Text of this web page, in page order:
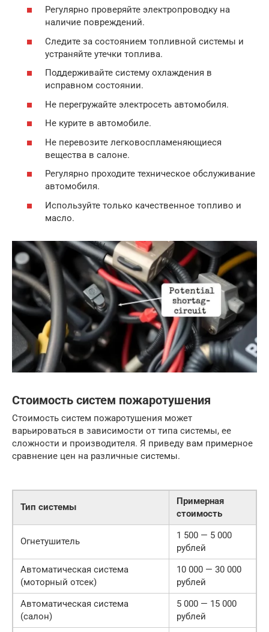
Регулярно проверяйте электропроводку на
наличие повреждений.
Следите за состоянием топливной системы и
устраняйте утечки топлива.
Поддерживайте систему охлаждения в
исправном состоянии.
Не перегружайте электросеть автомобиля.
Не курите в автомобиле.
Не перевозите легковоспламеняющиеся
вещества в салоне.
Регулярно проходите техническое обслуживание
автомобиля.
Используйте только качественное топливо и
масло.
Стоимость систем пожаротушения
Стоимость систем пожаротушения может
варьироваться в зависимости от типа системы, ее
сложности и производителя. Я приведу вам примерное
сравнение цен на различные системы.
Тип системы
Примерная
стоимость
Огнетушитель
1 500 — 5 000
рублей
Автоматическая система
(моторный отсек)
10 000 — 30 000
рублей
Автоматическая система
(салон)
5 000 — 15 000
рублей